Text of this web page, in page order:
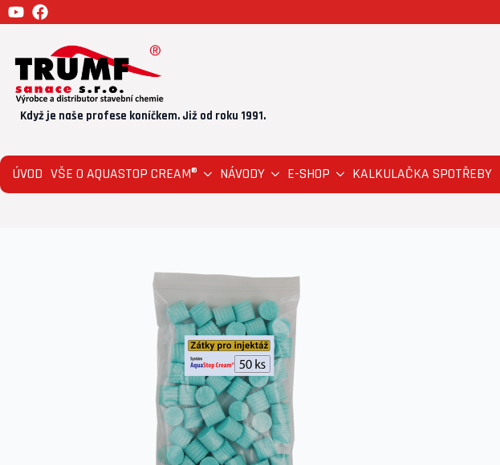
Když je naše profese koníčkem. Již od roku 1991.
ÚVOD VŠE O AQUASTOP CREAM® NÁVODY E-SHOP KALKULAČKA SPOTŘEBY